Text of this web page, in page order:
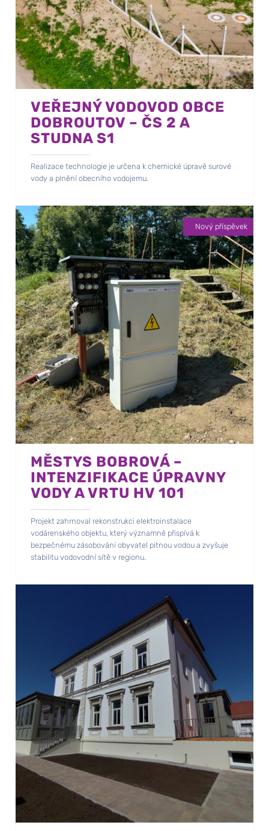
VEŘEJNÝ VODOVOD OBCE
DOBROUTOV – ČS 2 A
STUDNA S1
Realizace technologie je určena k chemické úpravě surové
vody a plnění obecního vodojemu.
Nový příspěvek
MĚSTYS BOBROVÁ –
INTENZIFIKACE ÚPRAVNY
VODY A VRTU HV 101
Projekt zahrnoval rekonstrukci elektroinstalace
vodárenského objektu, který významně přispívá k
bezpečnému zásobování obyvatel pitnou vodou a zvyšuje
stabilitu vodovodní sítě v regionu.